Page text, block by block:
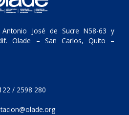
Antonio José de Sucre N58-63 y
Olade – San Carlos, Quito –
/ 2598 280